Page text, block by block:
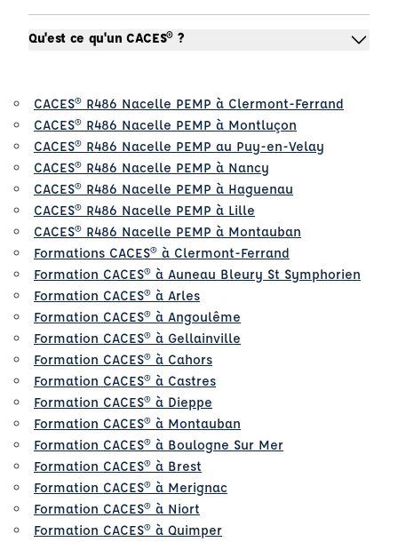
Qu'est ce qu'un CACES® ?
CACES® R486 Nacelle PEMP à Clermont-Ferrand
CACES® R486 Nacelle PEMP à Montluçon
CACES® R486 Nacelle PEMP au Puy-en-Velay
CACES® R486 Nacelle PEMP à Nancy
CACES® R486 Nacelle PEMP à Haguenau
CACES® R486 Nacelle PEMP à Lille
CACES® R486 Nacelle PEMP à Montauban
Formations CACES® à Clermont-Ferrand
Formation CACES® à Auneau Bleury St Symphorien
Formation CACES® à Arles
Formation CACES® à Angoulême
Formation CACES® à Gellainville
Formation CACES® à Cahors
Formation CACES® à Castres
Formation CACES® à Dieppe
Formation CACES® à Montauban
Formation CACES® à Boulogne Sur Mer
Formation CACES® à Brest
Formation CACES® à Merignac
Formation CACES® à Niort
Formation CACES® à Quimper